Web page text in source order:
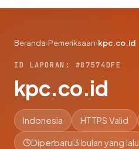
Beranda›Pemeriksaan›kpc.co.id
ID LAPORAN: #87574DFE
kpc.co.id
Indonesia HTTPS Valid
Diperbarui3 bulan yang lalu